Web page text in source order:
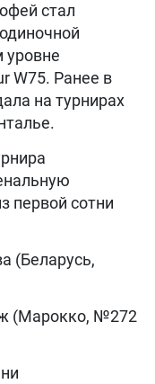
стал
уровне
W75. Ранее в
на турнирах
первой сотни
(Беларусь,
(Марокко, №272